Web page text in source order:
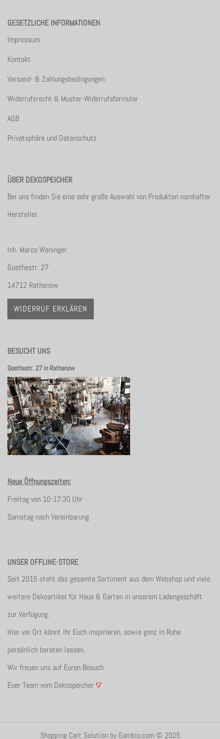
GESETZLICHE INFORMATIONEN
Impressum
Kontakt
Versand- & Zahlungsbedingungen
Widerrufsrecht & Muster-Widerrufsformular
AGB
Privatsphäre und Datenschutz
ÜBER DEKOSPEICHER
Bei uns finden Sie eine sehr große Auswahl von Produkten namhafter
Hersteller.
Inh. Marco Weninger
Goethestr. 27
14712 Rathenow
WIDERRUF ERKLÄREN
BESUCHT UNS
Goethestr. 27 in Rathenow
Neue Öffnungszeiten:
Freitag von 10-17:30 Uhr
Samstag nach Vereinbarung
UNSER OFFLINE-STORE
Seit 2015 steht das gesamte Sortiment aus dem Webshop und viele
weitere Dekoartikel für Haus & Garten in unserem Ladengeschäft
zur Verfügung.
Hier vor Ort könnt ihr Euch inspirieren, sowie ganz in Ruhe
persönlich beraten lassen.
Wir freuen uns auf Euren Besuch.
Euer Team vom Dekospeicher
Shopping Cart Solutionby Gambio.com © 2025